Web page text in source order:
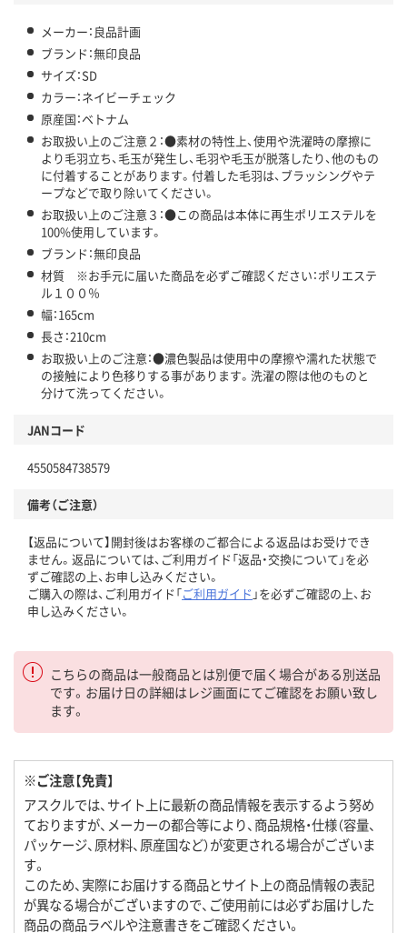
メーカー：良品計画
ブランド：無印良品
サイズ：SD
カラー：ネイビーチェック
原産国：ベトナム
お取扱い上のご注意２：●素材の特性上、使用や洗濯時の摩擦に
より毛羽立ち、毛玉が発生し、毛羽や毛玉が脱落したり、他のもの
に付着することがあります。付着した毛羽は、ブラッシングやテ
ープなどで取り除いてください。
お取扱い上のご注意３：●この商品は本体に再生ポリエステルを
100%使用しています。
ブランド：無印良品
材質 ※お手元に届いた商品を必ずご確認ください：ポリエステ
ル１００％
幅：165cm
長さ：210cm
お取扱い上のご注意：●濃色製品は使用中の摩擦や濡れた状態で
の接触により色移りする事があります。洗濯の際は他のものと
分けて洗ってください。
JANコード
4550584738579
備考（ご注意）
【返品について】開封後はお客様のご都合による返品はお受けでき
ません。返品については、ご利用ガイド「返品・交換について」を必
ずご確認の上、お申し込みください。
ご購入の際は、ご利用ガイド「ご利用ガイド 」を必ずご確認の上、お
申し込みください。
こちらの商品は一般商品とは別便で届く場合がある別送品
です。お届け日の詳細はレジ画面にてご確認をお願い致し
ます。
※ご注意【免責】
アスクルでは、サイト上に最新の商品情報を表示するよう努め
ておりますが、メーカーの都合等により、商品規格・仕様（容量、
パッケージ、原材料、原産国など）が変更される場合がございま
す。
このため、実際にお届けする商品とサイト上の商品情報の表記
が異なる場合がございますので、ご使用前には必ずお届けした
商品の商品ラベルや注意書きをご確認ください。